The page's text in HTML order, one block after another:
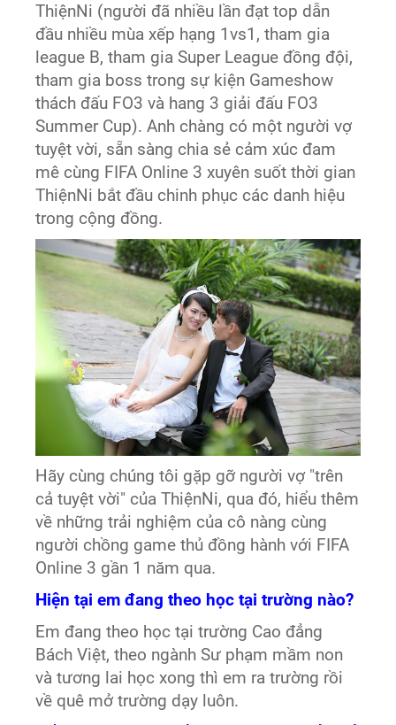
ThiệnNi (người đã nhiều lần đạt top dẫn
đầu nhiều mùa xếp hạng 1vs1, tham gia
league B, tham gia Super League đồng đội,
tham gia boss trong sự kiện Gameshow
thách đấu FO3 và hang 3 giải đấu FO3
Summer Cup). Anh chàng có một người vợ
tuyệt vời, sẵn sàng chia sẻ cảm xúc đam
mê cùng FIFA Online 3 xuyên suốt thời gian
ThiệnNi bắt đầu chinh phục các danh hiệu
trong cộng đồng.
Hãy cùng chúng tôi gặp gỡ người vợ "trên
cả tuyệt vời" của ThiệnNi, qua đó, hiểu thêm
về những trải nghiệm của cô nàng cùng
người chồng game thủ đồng hành với FIFA
Online 3 gần 1 năm qua.
Hiện tại em đang theo học tại trường nào?
Em đang theo học tại trường Cao đẳng
Bách Việt, theo ngành Sư phạm mầm non
và tương lai học xong thì em ra trường rồi
về quê mở trường dạy luôn.